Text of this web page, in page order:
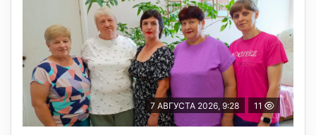
7 АВГУСТА 2026, 9:28 11